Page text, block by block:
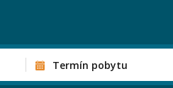
Termín pobytu